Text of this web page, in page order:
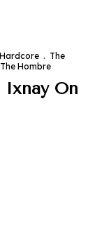
. The
Hombre
Ixnay On